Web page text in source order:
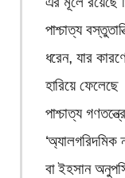
পাশ্চাত্য
ধরেন, যার
হারিয়ে ফেলেছে
পাশ্চাত্য
‘অ্যালগরিদমিক
বা ইহসান